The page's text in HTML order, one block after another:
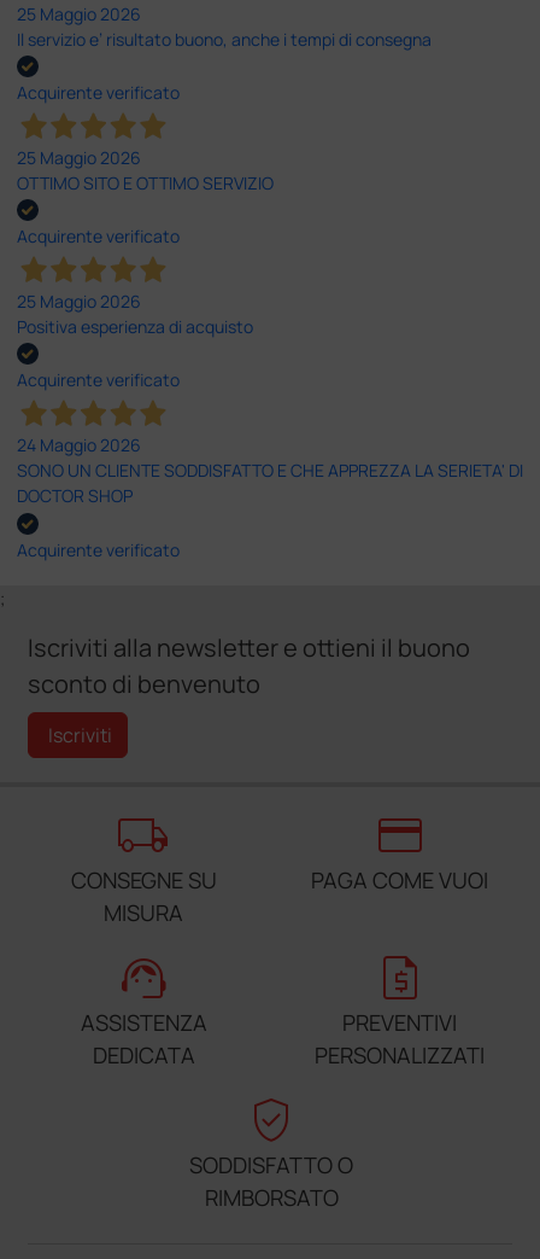
25 Maggio 2026
Il servizio e’ risultato buono, anche i tempi di consegna
Acquirente verificato
25 Maggio 2026
OTTIMO SITO E OTTIMO SERVIZIO
Acquirente verificato
25 Maggio 2026
Positiva esperienza di acquisto
Acquirente verificato
24 Maggio 2026
SONO UN CLIENTE SODDISFATTO E CHE APPREZZA LA SERIETA' DI
DOCTOR SHOP
Acquirente verificato
;
Iscriviti alla newsletter e ottieni il buono
sconto di benvenuto
Iscriviti
local_shipping
CONSEGNE SU
MISURA
credit_card
PAGA COME VUOI
support_agent
ASSISTENZA
DEDICATA
request_quote
PREVENTIVI
PERSONALIZZATI
verified_user
SODDISFATTO O
RIMBORSATO